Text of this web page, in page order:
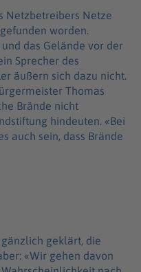
Netzbetreibers Netze
worden.
das Gelände vor der
Sprecher des
äußern sich dazu nicht.
Thomas
Brände nicht
hindeuten. «Bei
auch sein, dass Brände
geklärt, die
«Wir gehen davon